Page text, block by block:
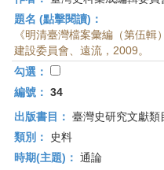
題名 (點擊閱讀)：
《明清臺灣檔案彙編（第伍
建設委員會、遠流，2009。
勾選：
編號： 34
出版書目： 臺灣史研究文獻類
類別：
史料
時期(主題)： 通論